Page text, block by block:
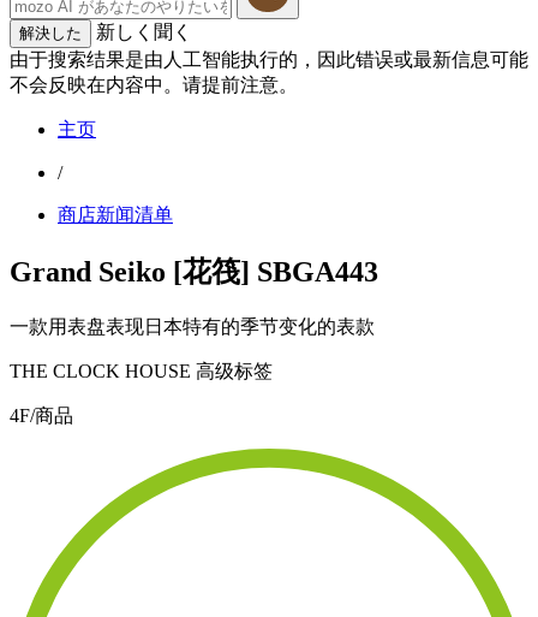
解決した
新しく聞く
由于搜索结果是由人工智能执行的，因此错误或最新信息可能
不会反映在内容中。请提前注意。
主页
/
商店新闻清单
Grand Seiko [花筏] SBGA443
一款用表盘表现日本特有的季节变化的表款
THE CLOCK HOUSE 高级标签
4F/商品